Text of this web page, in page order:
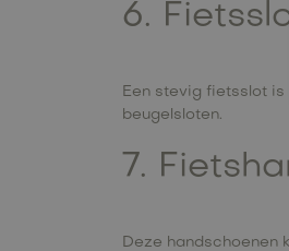
6.
Een stevig fietsslot
beugelsloten.
7.
Deze handschoenen